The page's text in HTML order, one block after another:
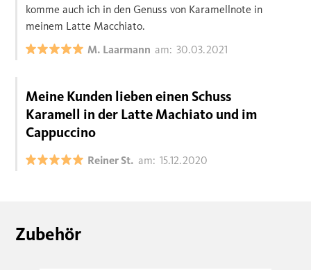
M. Laarmann am: 30.03.2021
komme auch ich in den Genuss von Karamellnote in
meinem Latte Macchiato.
Reiner St. am: 15.12.2020
Meine Kunden lieben einen Schuss
Karamell in der Latte Machiato und im
Cappuccino
Zubehör